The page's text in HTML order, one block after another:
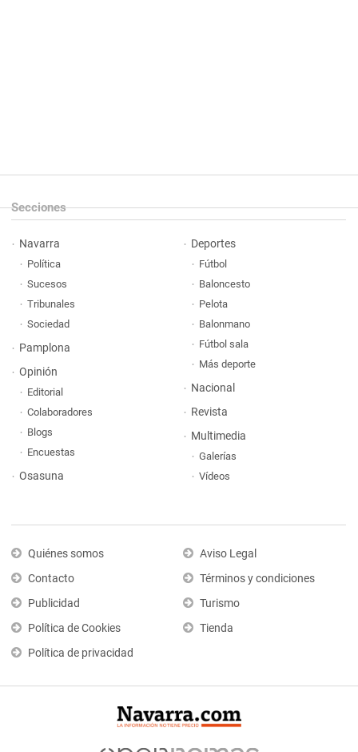
Secciones
Navarra
Política
Sucesos
Tribunales
Sociedad
Pamplona
Opinión
Editorial
Colaboradores
Blogs
Encuestas
Osasuna
Deportes
Fútbol
Baloncesto
Pelota
Balonmano
Fútbol sala
Más deporte
Nacional
Revista
Multimedia
Galerías
Vídeos
Quiénes somos
Contacto
Publicidad
Política de Cookies
Política de privacidad
Aviso Legal
Términos y condiciones
Turismo
Tienda